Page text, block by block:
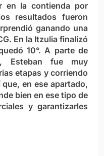
en la contienda por
resultados fueron
ganando una
En la Itzulia finalizó
10°. A parte de
Esteban fue muy
etapas y corriendo
en ese apartado,
bien en ese tipo de
y garantizarles